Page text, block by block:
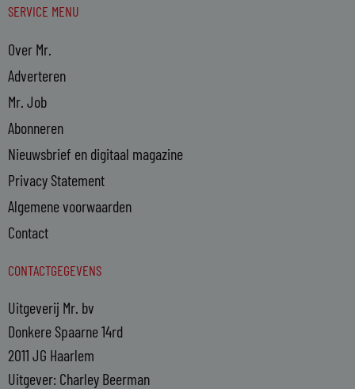
SERVICE MENU
Over Mr.
Adverteren
Mr. Job
Abonneren
Nieuwsbrief en digitaal magazine
Privacy Statement
Algemene voorwaarden
Contact
CONTACTGEGEVENS
Uitgeverij Mr. bv
Donkere Spaarne 14rd
2011 JG Haarlem
Uitgever: Charley Beerman